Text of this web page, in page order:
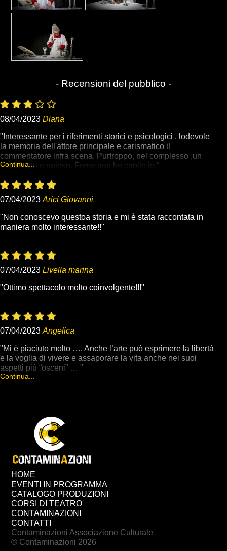
- Recensioni del pubblico -
08/04/2023 Diana
"Interessante per i riferimenti storici e psicologici , lodevole
la memoria dell'attore principale e carismatico il
commentatore infra scena. Purtroppo, nel complesso ,un
poco lento e noioso. Forse non ho capito io."
Continua...
07/04/2023 Arici Giovanni
"Non conoscevo questoa storia e mi è stata raccontata in
maniera molto interessante!!"
07/04/2023 Livella marina
"Ottimo spettacolo molto coinvolgente!!!"
07/04/2023 Angelica
"Mi è piaciuto molto …. Anche l’arte può esprimere la libertà
e la voglia di vivere e assaporare la vita anche nei suoi
aspetti più “osceni” … "
Continua...
HOME
EVENTI IN PROGRAMMA
CATALOGO PRODUZIONI
CORSI DI TEATRO
CONTAMINAZIONI
CONTATTI
Contaminazioni Associazione Culturale
© Contaminazioni 2026